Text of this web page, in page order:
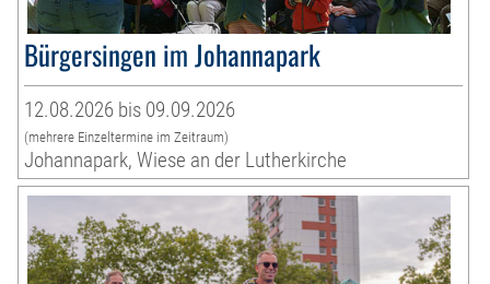
Bürgersingen im Johannapark
12.08.2026 bis 09.09.2026
(mehrere Einzeltermine im Zeitraum)
Johannapark, Wiese an der Lutherkirche